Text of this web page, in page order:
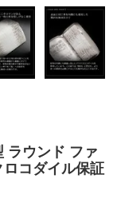
ラウンド ファ
コダイル保証